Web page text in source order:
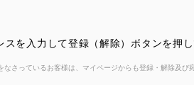
を入力して登録（解除）ボタンを押し
っているお客様は、マイページからも登録・解除及び